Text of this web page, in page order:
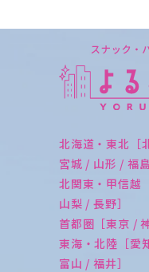
北海道・東北［
宮城 / 山形 / 福島
北関東・甲信越
山梨 / 長野］
首都圏［東京 /
東海・北陸［愛
富山 / 福井］